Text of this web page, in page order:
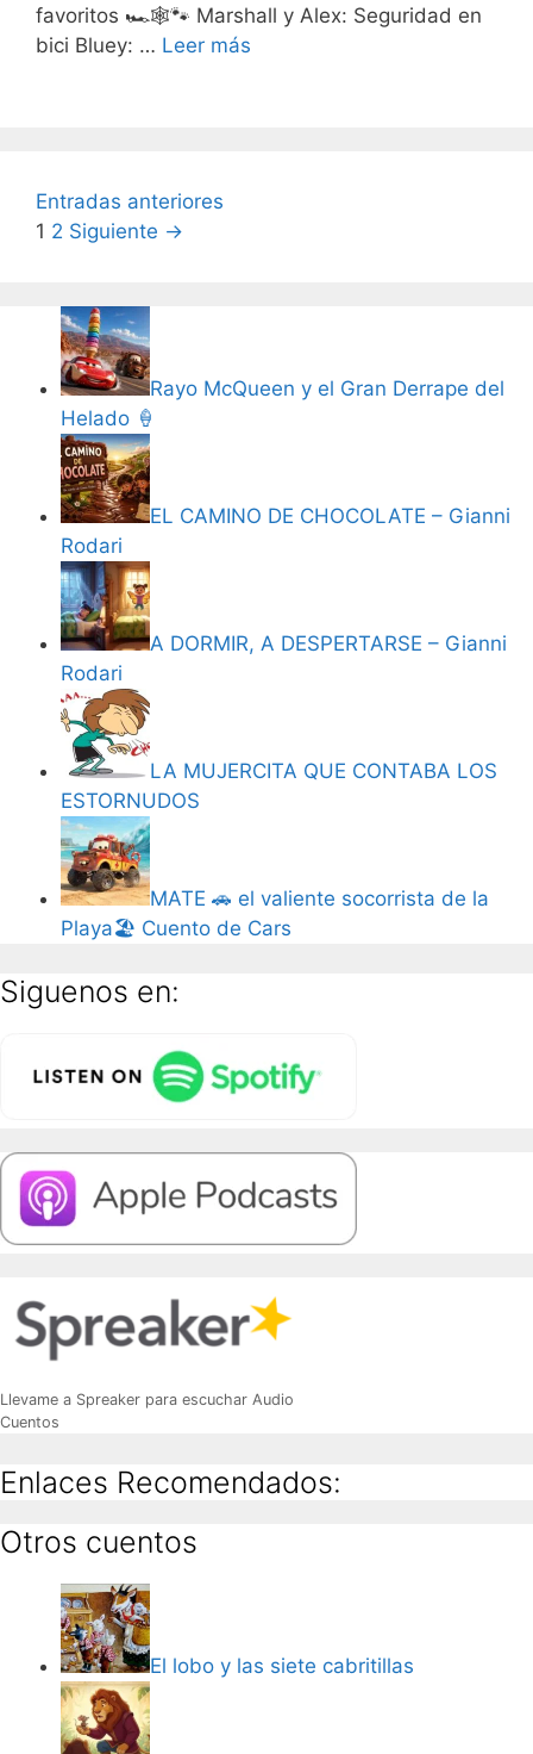
favoritos 🏎️🕸️🐾 Marshall y Alex: Seguridad en
bici Bluey: … Leer más
Entradas anteriores
1 2 Siguiente →
Rayo McQueen y el Gran Derrape del
Helado 🍦
EL CAMINO DE CHOCOLATE – Gianni
Rodari
A DORMIR, A DESPERTARSE – Gianni
Rodari
LA MUJERCITA QUE CONTABA LOS
ESTORNUDOS
MATE 🚗 el valiente socorrista de la
Playa🏖️ Cuento de Cars
Siguenos en:
Llevame a Spreaker para escuchar Audio
Cuentos
Enlaces Recomendados:
Otros cuentos
El lobo y las siete cabritillas